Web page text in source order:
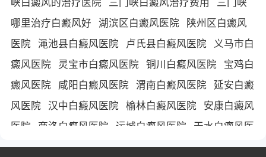
哪里治疗白癜风好 湖滨区白癜风医院 陕州区白癜风
医院 渑池县白癜风医院 卢氏县白癜风医院
义马市白
癜风医院
灵宝市白癜风医院 铜川白癜风医院 宝鸡白
癜风医院 咸阳白癜风医院 渭南白癜风医院 延安白癜
风医院 汉中白癜风医院 榆林白癜风医院 安康白癜风
医院 商洛白癜风医院 运城白癜风医院 天水白癜风医
院 平凉市白癜风医院 庆阳白癜风医院 陇南白癜风医